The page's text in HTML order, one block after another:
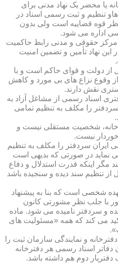
یا محضر یک نهاد مدنی برای
تنظیم و ثبت رسمی اسناد در
نظر قوه قضاییه است ولی بدون
اداره می شود.
مرکز حقوقی و مدنی رابط حاکمیت
نهاد تأمین و تضمین امنیت
از دولت و قوای حاکم است و با
وقوع نزاع های بی مورد و کاهش
نقش دارند.
اسناد رسمی از مشاغل آزاد به
را مکلف به تنظیم تمامی
شخصیت مستقلی نیست و
نیست.
رسمی ایران سردفتر را مکلف به تنظیم
نماید در صورتی که بدیهی است
مگر اینکه قدرت استدلال و دفاع
از تنظیم سند دیده و سنجیده باشد
شخصی است که بنا به پیشنهاد
با جلب نظر مشورتی کانون
و سردفتر نامیده می شود. ماده
می کند که همه «مسئولیت های
و نمایندگی سازمان ثبت را
ماده ۳ قانون دفاتر اسناد رسمی هر دفترخانه
دفتریار دوم هم داشته باشد.